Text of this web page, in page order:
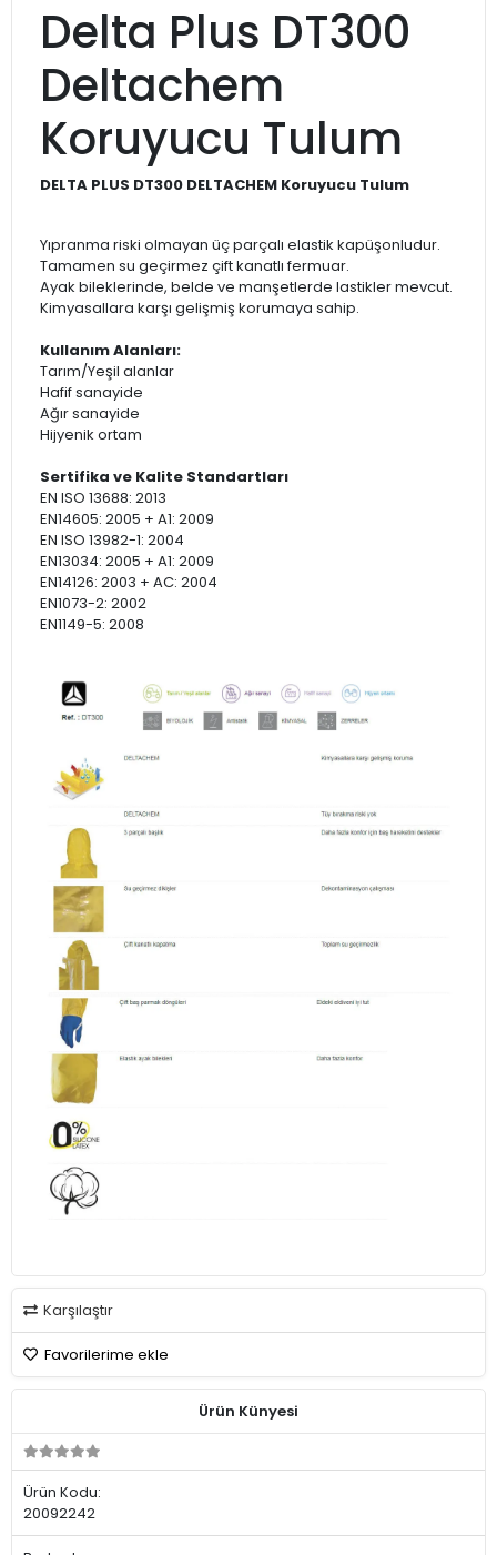
Delta Plus DT300
Deltachem
Koruyucu Tulum
DELTA PLUS DT300 DELTACHEM Koruyucu Tulum
Yıpranma riski olmayan üç parçalı elastik kapüşonludur.
Tamamen su geçirmez çift kanatlı fermuar.
Ayak bileklerinde, belde ve manşetlerde lastikler mevcut.
Kimyasallara karşı gelişmiş korumaya sahip.
Kullanım Alanları:
Tarım/Yeşil alanlar
Hafif sanayide
Ağır sanayide
Hijyenik ortam
Sertifika ve Kalite Standartları
EN ISO 13688: 2013
EN14605: 2005 + A1: 2009
EN ISO 13982-1: 2004
EN13034: 2005 + A1: 2009
EN14126: 2003 + AC: 2004
EN1073-2: 2002
EN1149-5: 2008
Karşılaştır
Favorilerime ekle
Ürün Künyesi
Ürün Kodu:
20092242